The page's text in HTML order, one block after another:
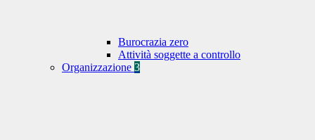
Burocrazia zero
Attività soggette a controllo
Organizzazione 3